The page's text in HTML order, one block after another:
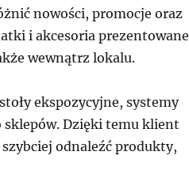
nowości, promocje oraz
i akcesoria prezentowane
wewnątrz lokalu.
ekspozycyjne, systemy
sklepów. Dzięki temu klient
odnaleźć produkty,